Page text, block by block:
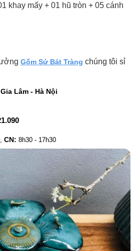
khay mấy + 01 hũ tròn + 05 cánh
Gốm Sứ Bát Tràng chúng tôi sỉ
Lâm - Hà Nội
CN: 8h30 - 17h30